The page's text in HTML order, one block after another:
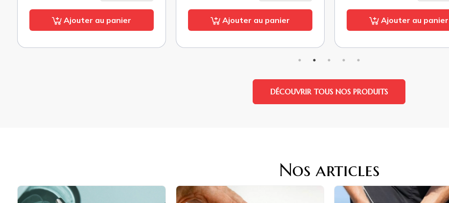
Ajouter au panier Ajouter au panier Ajouter au panier
DÉCOUVRIR TOUS NOS PRODUITS
Nos articles